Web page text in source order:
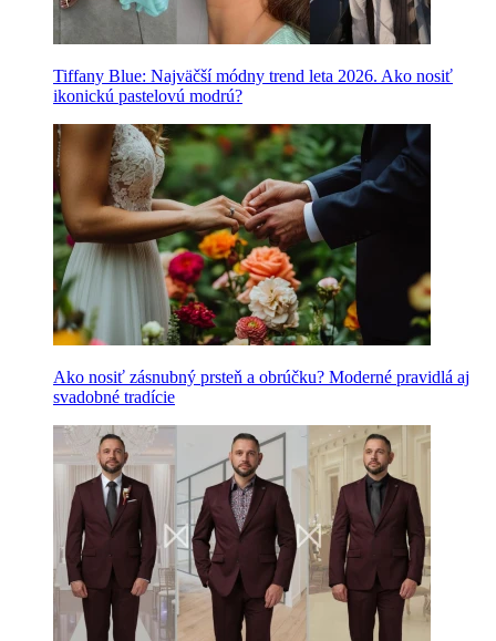
Tiffany Blue: Najväčší módny trend leta 2026. Ako nosiť
ikonickú pastelovú modrú?
Ako nosiť zásnubný prsteň a obrúčku? Moderné pravidlá aj
svadobné tradície